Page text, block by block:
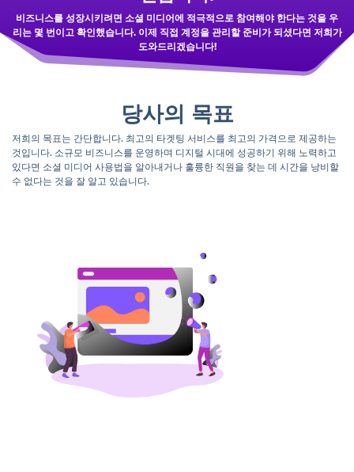
비즈니스를 성장시키려면 소셜 미디어에 적극적으로 참여해야 한다는 것을 우
리는 몇 번이고 확인했습니다. 이제 직접 계정을 관리할 준비가 되셨다면 저희가
도와드리겠습니다!
당사의 목표
저희의 목표는 간단합니다. 최고의 타겟팅 서비스를 최고의 가격으로 제공하는
것입니다. 소규모 비즈니스를 운영하며 디지털 시대에 성공하기 위해 노력하고
있다면 소셜 미디어 사용법을 알아내거나 훌륭한 직원을 찾는 데 시간을 낭비할
수 없다는 것을 잘 알고 있습니다.